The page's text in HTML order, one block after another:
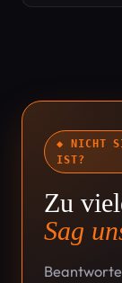
◆ NICHT
IST?
Zu
Sag
Beantworte